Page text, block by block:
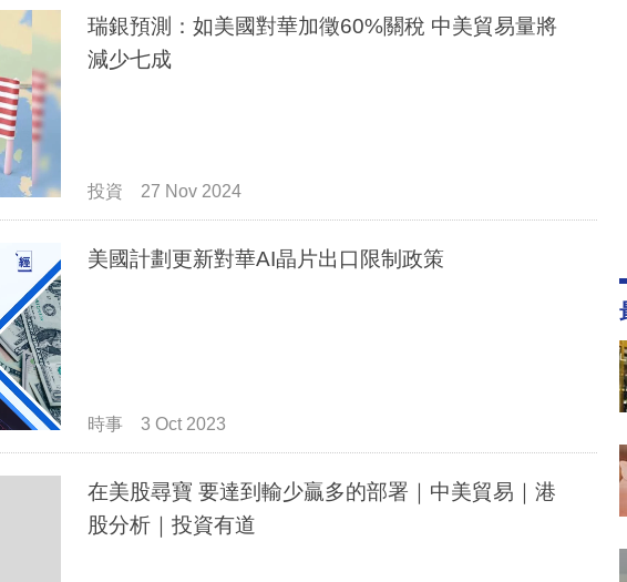
瑞銀預測：如美國對華加徵60%關稅 中美貿易量將
減少七成
投資 27 Nov 2024
美國計劃更新對華AI晶片出口限制政策
時事 3 Oct 2023
在美股尋寶 要達到輸少贏多的部署｜中美貿易｜港
股分析｜投資有道